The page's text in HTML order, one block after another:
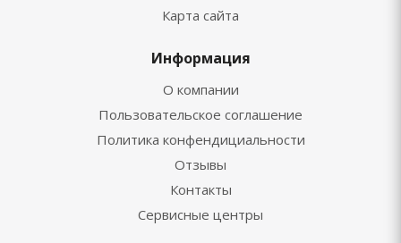
Карта сайта
Информация
О компании
Пользовательское соглашение
Политика конфендициальности
Отзывы
Контакты
Сервисные центры